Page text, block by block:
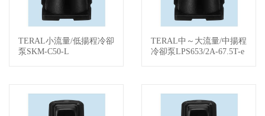
查看詳情
TERAL小流量/低揚程冷卻
泵SKM-C50-L
查看詳情
TERAL中～大流量/中揚程
冷卻泵LPS653/2A-67.5T-e